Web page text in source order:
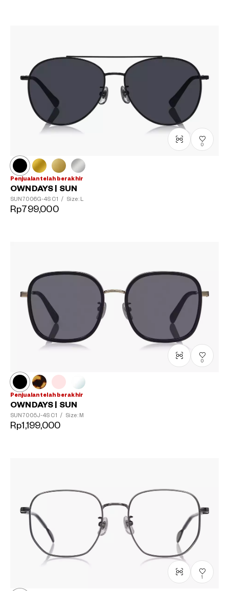
0
Penjualan telah berakhir
OWNDAYS | SUN
SUN7006G-4S C1 / Size: L
Rp799,000
0
Penjualan telah berakhir
OWNDAYS | SUN
SUN7005J-4S C1 / Size: M
Rp1,199,000
1